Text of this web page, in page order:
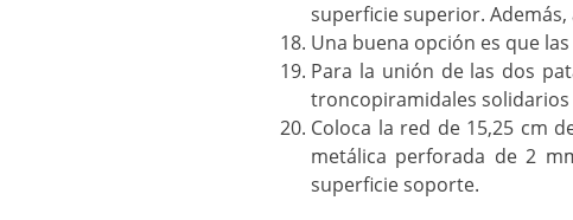
superficie superior.
Una buena opción es que
Para la unión de las dos
troncopiramidales solidarios
Coloca la red de 15,25 cm
metálica perforada de 2
superficie soporte.